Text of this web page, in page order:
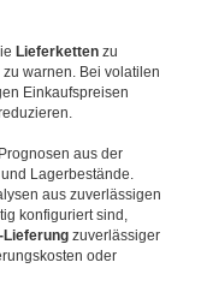
Lieferketten zu
warnen. Bei volatilen
Einkaufspreisen
aus der
Lagerbestände.
aus zuverlässigen
konfiguriert sind,
Lieferung zuverlässiger
oder